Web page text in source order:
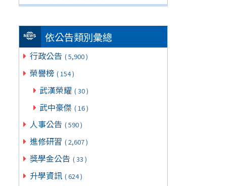
依公告類別彙總
行政公告 ( 5,900 )
榮譽榜 ( 154 )
武漢榮耀 ( 30 )
武中豪傑 ( 16 )
人事公告 ( 590 )
進修研習 ( 2,607 )
獎學金公告 ( 33 )
升學資訊 ( 624 )